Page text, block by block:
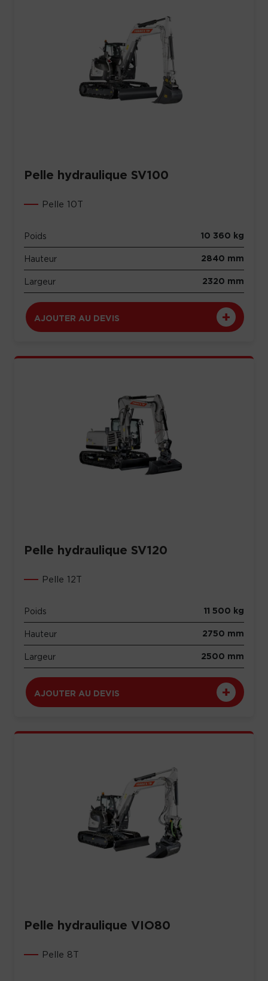
Pelle hydraulique SV100
Pelle 10T
Poids 10 360 kg
Hauteur 2840 mm
Largeur 2320 mm
AJOUTER AU DEVIS
Pelle hydraulique SV120
Pelle 12T
Poids 11 500 kg
Hauteur 2750 mm
Largeur 2500 mm
AJOUTER AU DEVIS
Pelle hydraulique VIO80
Pelle 8T